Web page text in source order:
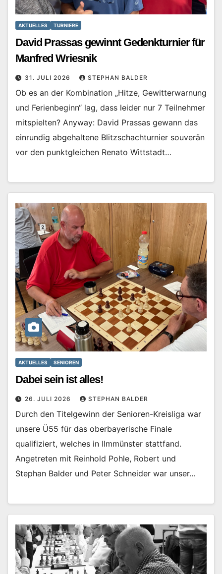
AKTUELLES TURNIERE
David Prassas gewinnt Gedenkturnier für
Manfred Wriesnik
31. JULI 2026 STEPHAN BALDER
Ob es an der Kombination „Hitze, Gewitterwarnung
und Ferienbeginn“ lag, dass leider nur 7 Teilnehmer
mitspielten? Anyway: David Prassas gewann das
einrundig abgehaltene Blitzschachturnier souverän
vor den punktgleichen Renato Wittstadt…
AKTUELLES SENIOREN
Dabei sein ist alles!
26. JULI 2026 STEPHAN BALDER
Durch den Titelgewinn der Senioren-Kreisliga war
unsere Ü55 für das oberbayerische Finale
qualifiziert, welches in Ilmmünster stattfand.
Angetreten mit Reinhold Pohle, Robert und
Stephan Balder und Peter Schneider war unser…